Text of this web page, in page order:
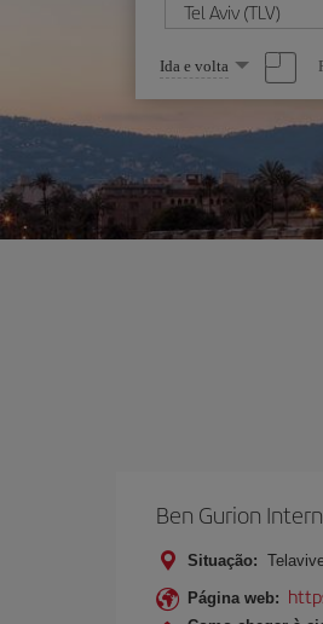
Selecione
uma
opção
Ida e volta
Ben Gurion
Situação:
Página web: